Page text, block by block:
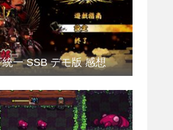
一 SSB デモ版 感想